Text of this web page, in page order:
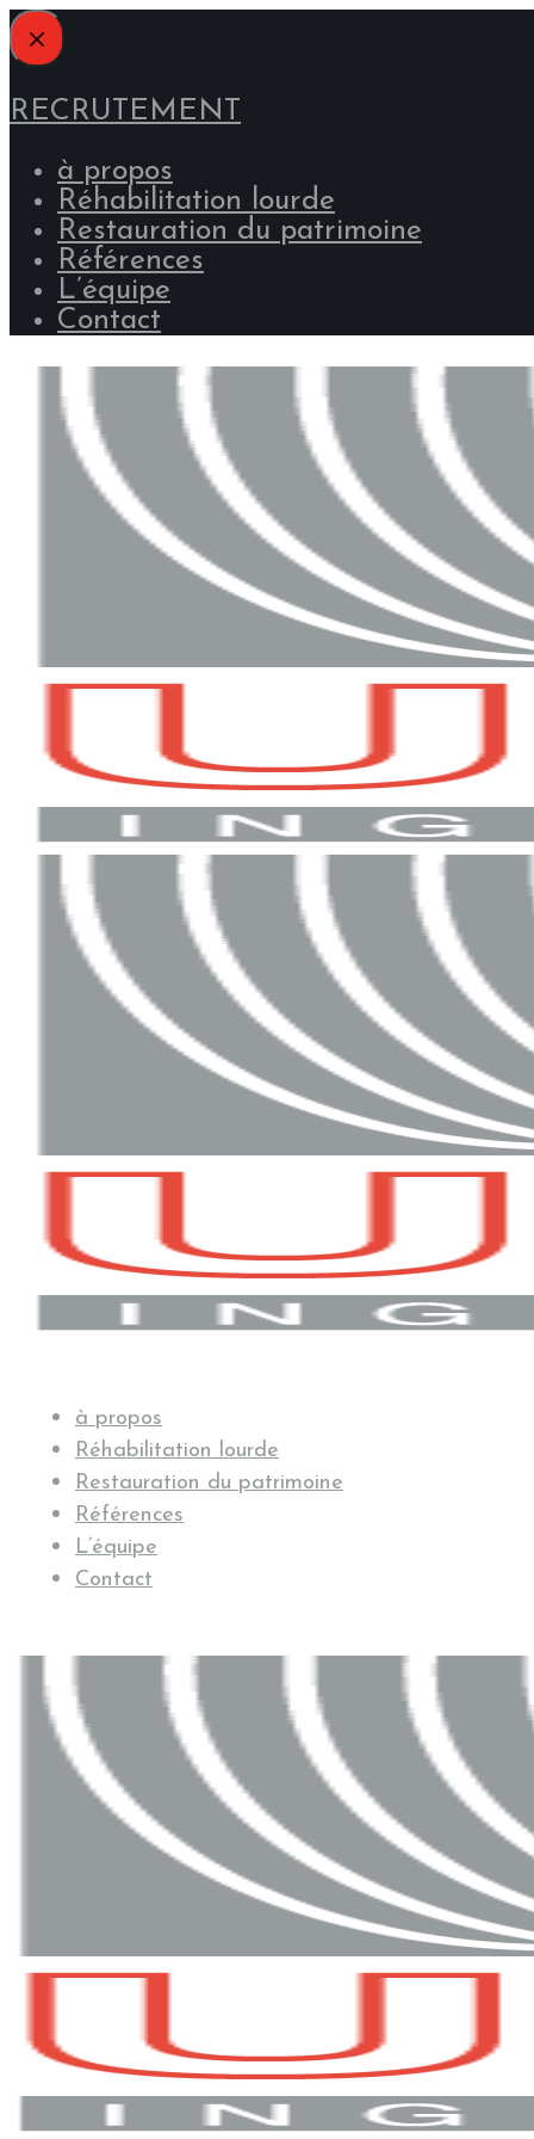
RECRUTEMENT
à propos
Réhabilitation lourde
Restauration du patrimoine
Références
L’équipe
Contact
à propos
Réhabilitation lourde
Restauration du patrimoine
Références
L’équipe
Contact